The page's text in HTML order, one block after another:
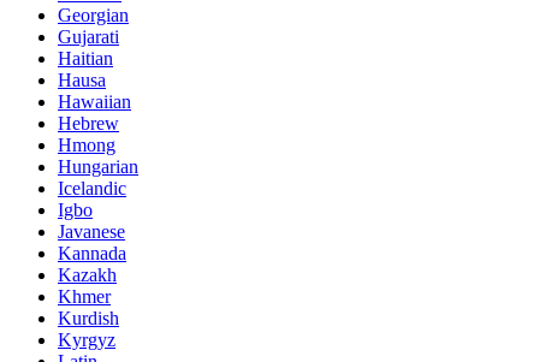
Georgian
Gujarati
Haitian
Hausa
Hawaiian
Hebrew
Hmong
Hungarian
Icelandic
Igbo
Javanese
Kannada
Kazakh
Khmer
Kurdish
Kyrgyz